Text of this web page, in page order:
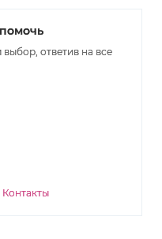
ответив на все
Контакты